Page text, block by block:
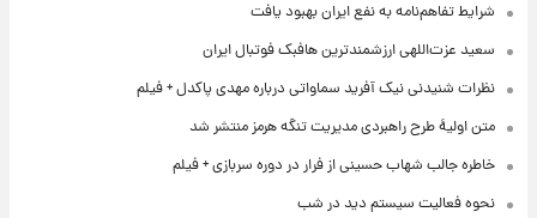
شرایط تفاهم‌نامه به نفع ایران بهبود یافت
سعید عزت‌اللهی ارزشمندترین هافبک فوتبال ایران
نظرات شنیدنی نیک آفرید سماواتی درباره مهدی پاکدل + فیلم
متن اولیۀ طرح راهبردی مدیریت تنگه هرمز منتشر شد
خاطره جالب شهاب حسینی از فرار در دوره سربازی + فیلم
نحوه فعالیت سیستم دید در شب